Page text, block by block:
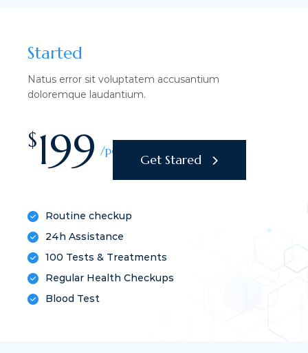
Started
Natus error sit voluptatem accusantium
doloremque laudantium.
$199 /per month
Get Stared
Routine checkup
24h Assistance
100 Tests & Treatments
Regular Health Checkups
Blood Test